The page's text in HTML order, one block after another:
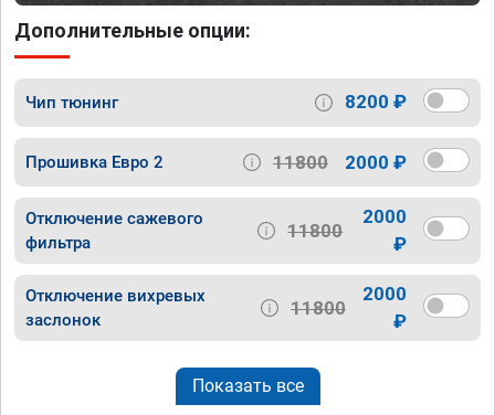
Дополнительные опции:
Чип тюнинг 8200 ₽
Прошивка Евро 2 11800 2000 ₽
Отключение сажевого
фильтра
11800
2000
₽
Отключение вихревых
заслонок
11800
2000
₽
Показать все